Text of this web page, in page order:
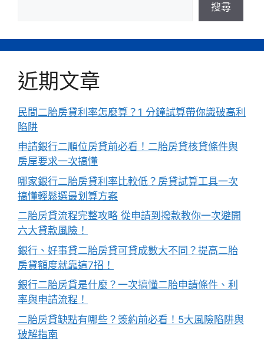
搜尋
近期文章
民間二胎房貸利率怎麼算？1 分鐘試算帶你識破高利
陷阱
申請銀行二順位房貸前必看！二胎房貸核貸條件與
房屋要求一次搞懂
哪家銀行二胎房貸利率比較低？房貸試算工具一次
搞懂輕鬆選最划算方案
二胎房貸流程完整攻略 從申請到撥款教你一次避開
六大貸款風險！
銀行、好事貸二胎房貸可貸成數大不同？提高二胎
房貸額度就靠這7招！
銀行二胎房貸是什麼？一次搞懂二胎申請條件、利
率與申請流程！
二胎房貸缺點有哪些？簽約前必看！5大風險陷阱與
破解指南